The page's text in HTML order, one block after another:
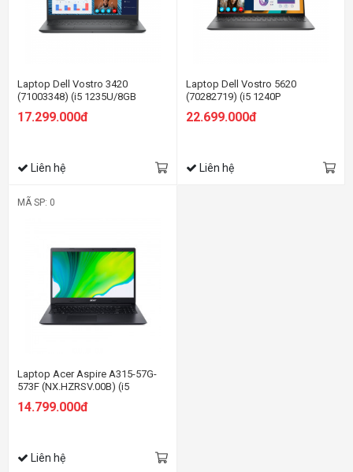
Laptop Dell Vostro 3420
(71003348) (i5 1235U/8GB
RAM/512GB SSD/14.0 inch
FHD/Win11/Office HS21/Xám)
17.299.000đ
Liên hệ
Laptop Dell Vostro 5620
(70282719) (i5 1240P
16GB/512GB
SSD/16.0FHD+/Win11/OfficeHS21/
22.699.000đ
Liên hệ
MÃ SP: 0
Laptop Acer Aspire A315-57G-
573F (NX.HZRSV.00B) (i5
SSD/MX330 2G/15.6 inch FHD/
14.799.000đ
Liên hệ